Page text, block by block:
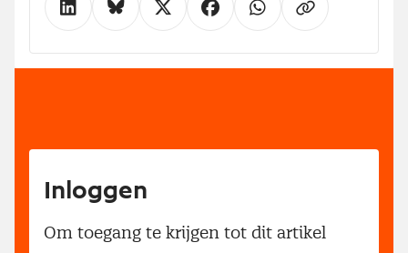
Inloggen
Om toegang te krijgen tot dit artikel